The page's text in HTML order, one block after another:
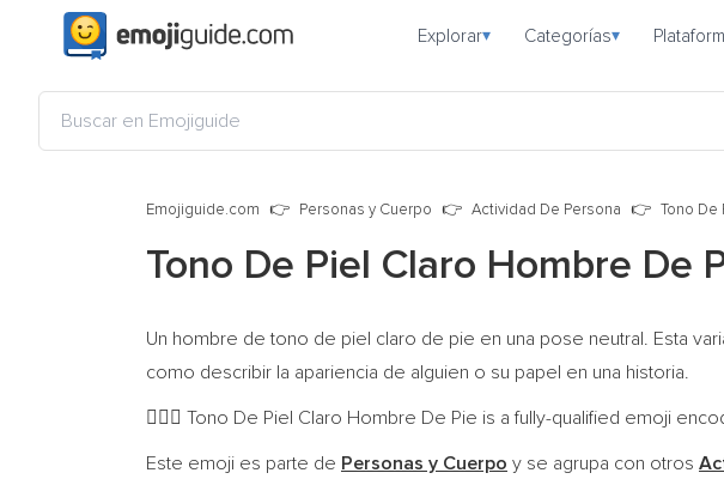
Explorar▾ Categorías▾
Emojiguide.com Personas y Cuerpo Actividad De Persona Tono De
Tono De Piel Claro Hombre De
Un hombre de tono de piel claro de pie en una pose neutral. Esta
como describir la apariencia de alguien o su papel en una historia.
🧍🏻‍♂️ Tono De Piel Claro Hombre De Pie is a fully-qualified emoji
Este emoji es parte de Personas y Cuerpo y se agrupa con otros